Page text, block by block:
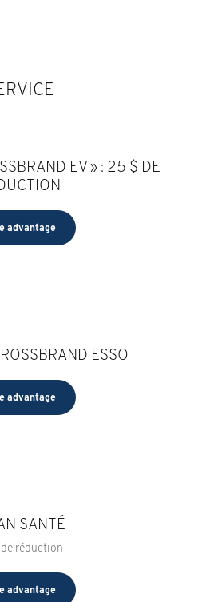
EV » : 25 $ DE
advantage
ESSO
advantage
SANTÉ
réduction
advantage